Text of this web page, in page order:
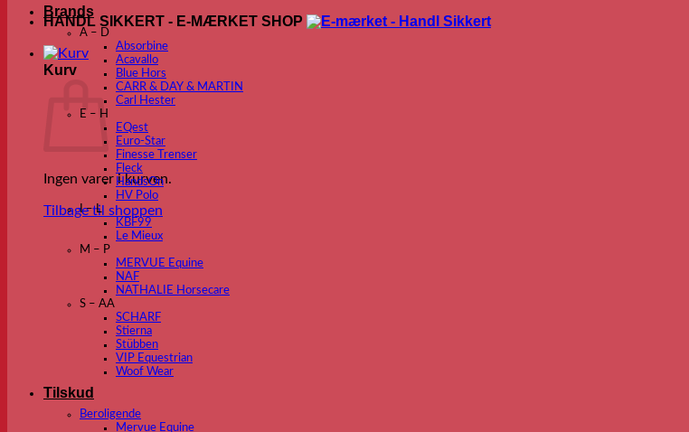
HANDL SIKKERT - E-MÆRKET SHOP
Kurv
Ingen varer i kurven.
Tilbage til shoppen
Brands
A – D
Absorbine
Acavallo
Blue Hors
CARR & DAY & MARTIN
Carl Hester
E – H
EQest
Euro-Star
Finesse Trenser
Fleck
HandsOn
HV Polo
I – L
KBF99
Le Mieux
M – P
MERVUE Equine
NAF
NATHALIE Horsecare
S – AA
SCHARF
Stierna
Stübben
VIP Equestrian
Woof Wear
Tilskud
Beroligende
Mervue Equine